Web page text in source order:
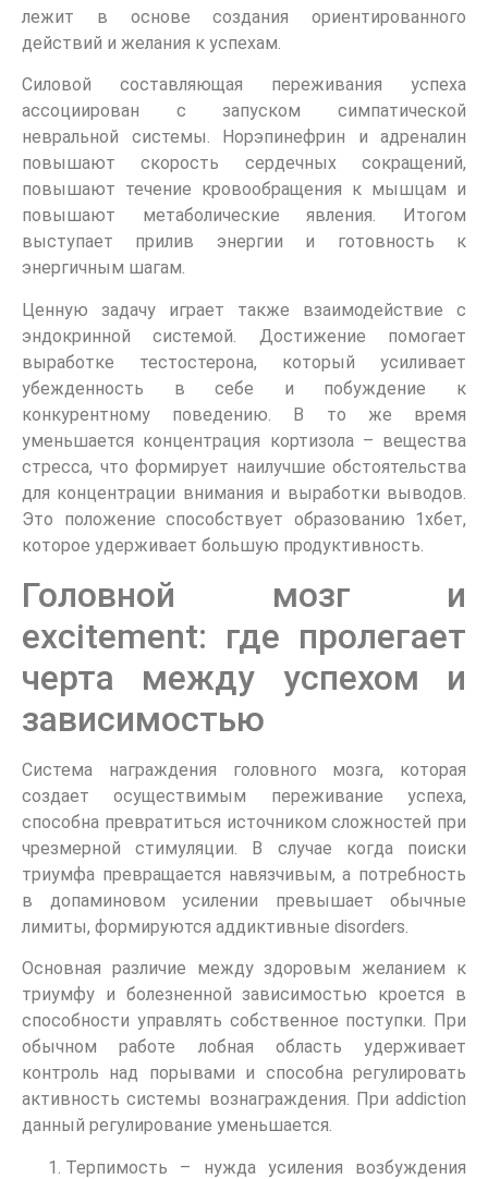
лежит в основе создания ориентированного
действий и желания к успехам.
Силовой составляющая переживания успеха
ассоциирован с запуском симпатической
невральной системы. Норэпинефрин и адреналин
повышают скорость сердечных сокращений,
повышают течение кровообращения к мышцам и
повышают метаболические явления. Итогом
выступает прилив энергии и готовность к
энергичным шагам.
Ценную задачу играет также взаимодействие с
эндокринной системой. Достижение помогает
выработке тестостерона, который усиливает
убежденность в себе и побуждение к
конкурентному поведению. В то же время
уменьшается концентрация кортизола – вещества
стресса, что формирует наилучшие обстоятельства
для концентрации внимания и выработки выводов.
Это положение способствует образованию 1хбет,
которое удерживает большую продуктивность.
Головной мозг и
excitement: где пролегает
черта между успехом и
зависимостью
Система награждения головного мозга, которая
создает осуществимым переживание успеха,
способна превратиться источником сложностей при
чрезмерной стимуляции. В случае когда поиски
триумфа превращается навязчивым, а потребность
в допаминовом усилении превышает обычные
лимиты, формируются аддиктивные disorders.
Основная различие между здоровым желанием к
триумфу и болезненной зависимостью кроется в
способности управлять собственное поступки. При
обычном работе лобная область удерживает
контроль над порывами и способна регулировать
активность системы вознаграждения. При addiction
данный регулирование уменьшается.
Терпимость – нужда усиления возбуждения